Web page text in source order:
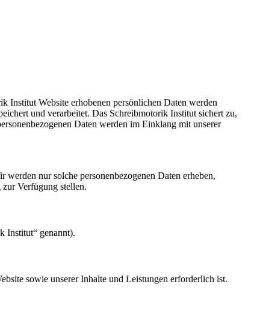
Institut Website erhobenen persönlichen Daten werden
und verarbeitet. Das Schreibmotorik Institut sichert zu,
Daten werden im Einklang mit unserer
nur solche personenbezogenen Daten erheben,
Verfügung stellen.
Institut“ genannt).
sowie unserer Inhalte und Leistungen erforderlich ist.